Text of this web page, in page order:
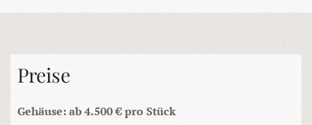
Preise
Gehäuse: ab 4.500 € pro Stück